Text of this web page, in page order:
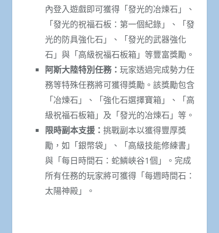
內登入遊戲即可獲得「發光的冶煉石」、
「發光的祝福石板：第一個紀錄」、「發
光的防具強化石」、「發光的武器強化
石」與「高級祝福石板箱」等豐富獎勵。
阿斯大陸特別任務： 玩家透過完成勢力任
務等特殊任務將可獲得獎勵。該獎勵包含
「冶煉石」、「強化石選擇寶箱」、「高
級祝福石板箱」及「發光的冶煉石」等。
限時副本支援： 挑戰副本以獲得豐厚獎
勵，如「銀幣袋」、「高級技能修練書」
與「每日時間石：蛇鱗峽谷1個」。完成
所有任務的玩家將可獲得「每週時間石：
太陽神殿」。